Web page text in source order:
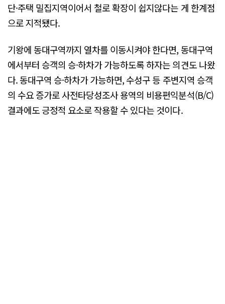
단·주택 밀집지역이어서 철로 확장이 쉽지않다는 게 한계점
으로 지적됐다.
기왕에 동대구역까지 열차를 이동시켜야 한다면, 동대구역
에서부터 승객의 승·하차가 가능하도록 하자는 의견도 나왔
다. 동대구역 승·하차가 가능하면, 수성구 등 주변지역 승객
의 수요 증가로 사전타당성조사 용역의 비용편익분석(B/C)
결과에도 긍정적 요소로 작용할 수 있다는 것이다.